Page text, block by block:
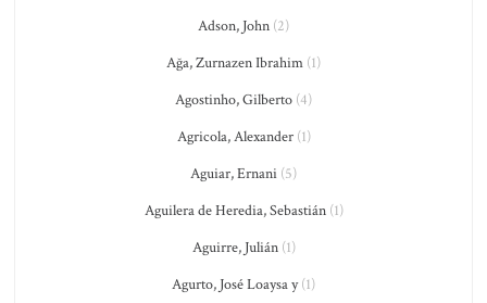
Adson, John (2)
Ağa, Zurnazen Ibrahim (1)
Agostinho, Gilberto (4)
Agricola, Alexander(1)
Aguiar, Ernani (5)
Aguilera de Heredia, Sebastián(1)
Aguirre, Julián(1)
Agurto, José Loaysa y(1)